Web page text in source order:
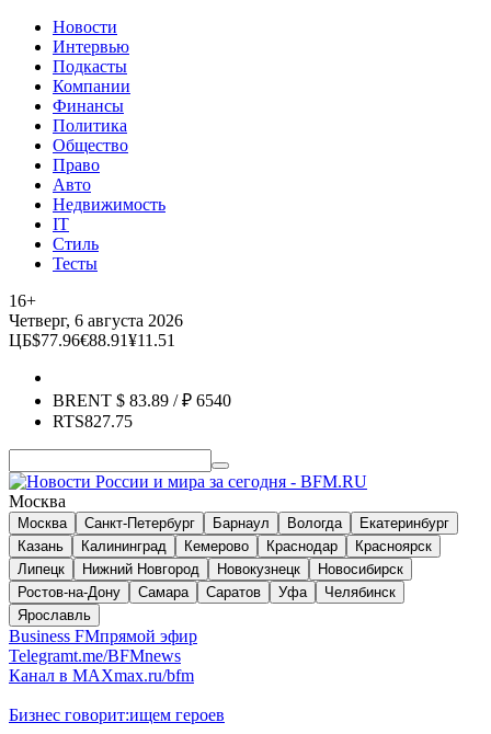
Новости
Интервью
Подкасты
Компании
Финансы
Политика
Общество
Право
Авто
Недвижимость
IT
Стиль
Тесты
16+
Четверг, 6 августа 2026
ЦБ$77.96€88.91¥11.51
BRENT $ 83.89 / ₽ 6540
RTS827.75
Москва
Москва Санкт-Петербург Барнаул Вологда
Екатеринбург
Казань
Калининград Кемерово Краснодар
Красноярск
Липецк
Нижний Новгород Новокузнецк
Новосибирск
Ростов-на-Дону
Самара Саратов Уфа
Челябинск
Ярославль
Business FMпрямой эфир
Telegramt.me/BFMnews
Канал в MAXmax.ru/bfm
Бизнес говорит:ищем героев